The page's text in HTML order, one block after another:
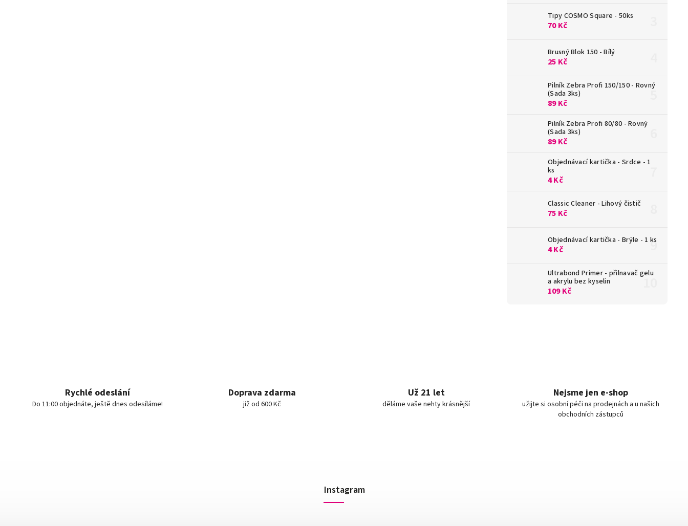
Tipy COSMO Square - 50ks
70 Kč
Brusný Blok 150 - Bílý
25 Kč
Pilník Zebra Profi 150/150 - Rovný
(Sada 3ks)
89 Kč
Pilník Zebra Profi 80/80 - Rovný
(Sada 3ks)
89 Kč
Objednávací kartička - Srdce - 1
ks
4 Kč
Classic Cleaner - Lihový čistič
75 Kč
Objednávací kartička - Brýle - 1 ks
4 Kč
Ultrabond Primer - přilnavač gelu
a akrylu bez kyselin
109 Kč
Rychlé odeslání
Do 11:00 objednáte, ještě dnes odesíláme!
Doprava zdarma
již od 600 Kč
Už 21 let
děláme vaše nehty krásnější
Nejsme jen e-shop
užijte si osobní péči na prodejnách a u našich
obchodních zástupců
Instagram